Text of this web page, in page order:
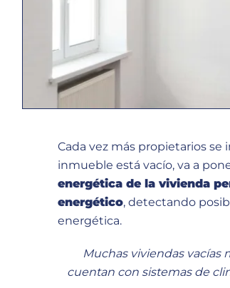
Cada vez más propietarios se
inmueble está vacío, va a
energética de la vivienda
energético, detectando
energética.
Muchas viviendas
cuentan con sistemas de